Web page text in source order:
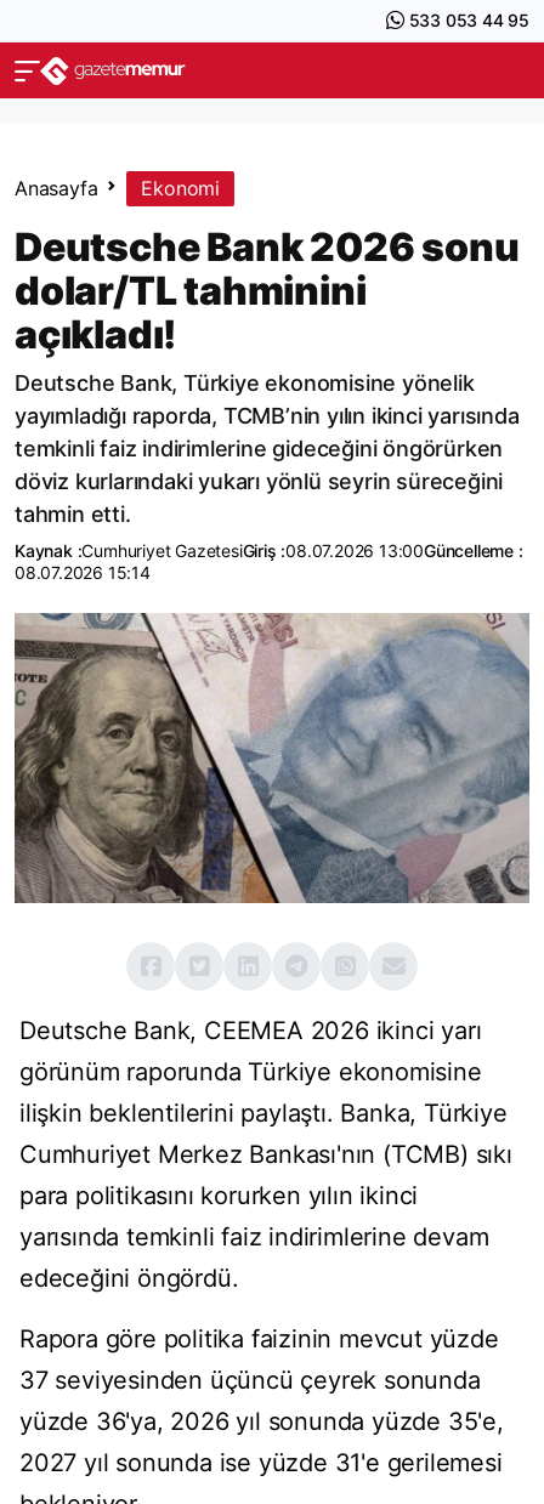
533 053 44 95
Anasayfa Ekonomi
Deutsche Bank 2026 sonu
dolar/TL tahminini
açıkladı!
Deutsche Bank, Türkiye ekonomisine yönelik
yayımladığı raporda, TCMB’nin yılın ikinci yarısında
temkinli faiz indirimlerine gideceğini öngörürken
döviz kurlarındaki yukarı yönlü seyrin süreceğini
tahmin etti.
Kaynak :Cumhuriyet GazetesiGiriş :08.07.2026 13:00Güncelleme :
08.07.2026 15:14
Deutsche Bank, CEEMEA 2026 ikinci yarı
görünüm raporunda Türkiye ekonomisine
ilişkin beklentilerini paylaştı. Banka, Türkiye
Cumhuriyet Merkez Bankası'nın (TCMB) sıkı
para politikasını korurken yılın ikinci
yarısında temkinli faiz indirimlerine devam
edeceğini öngördü.
Rapora göre politika faizinin mevcut yüzde
37 seviyesinden üçüncü çeyrek sonunda
yüzde 36'ya, 2026 yıl sonunda yüzde 35'e,
2027 yıl sonunda ise yüzde 31'e gerilemesi